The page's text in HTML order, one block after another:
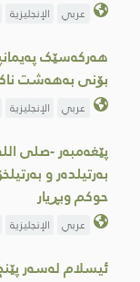
عربي الإنجليزية
هەرکەسێک
بۆنی بەهەشت
عربي الإنجليزية
پێغەمبەر -صلى
بەرتیلدەر و
حوكم وبڕیار
عربي الإنجليزية
ئیسلام لەسەر